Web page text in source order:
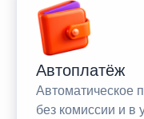
Автоплатёж
Автоматическое
без комиссии и в